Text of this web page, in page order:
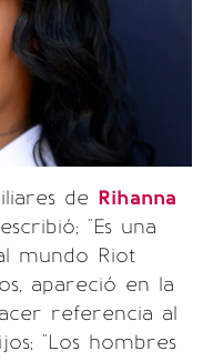
de Rihanna
"Es una
mundo Riot
apareció en la
referencia al
"Los hombres